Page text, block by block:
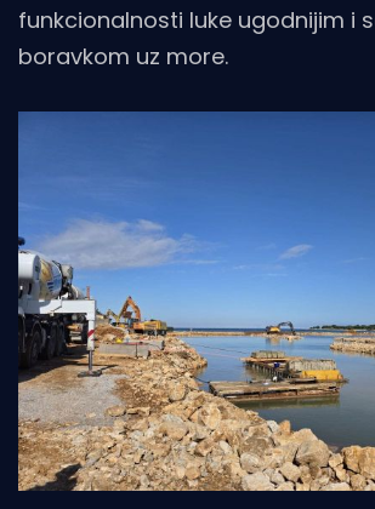
funkcionalnosti luke ugodnijim i
boravkom uz more.